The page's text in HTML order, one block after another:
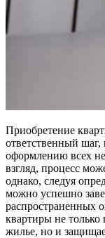
Приобретение
ответственный шаг,
оформлению всех
взгляд, процесс
однако, следуя
можно успешно
распространенных
квартиры не только
жилье, но и